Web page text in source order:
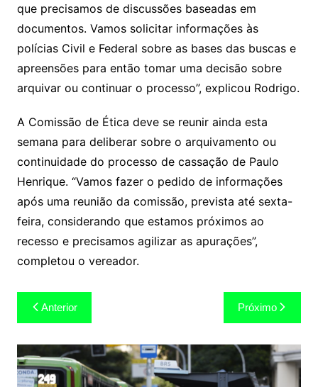
que precisamos de discussões baseadas em
documentos. Vamos solicitar informações às
polícias Civil e Federal sobre as bases das buscas e
apreensões para então tomar uma decisão sobre
arquivar ou continuar o processo”, explicou Rodrigo.
A Comissão de Ética deve se reunir ainda esta
semana para deliberar sobre o arquivamento ou
continuidade do processo de cassação de Paulo
Henrique. “Vamos fazer o pedido de informações
após uma reunião da comissão, prevista até sexta-
feira, considerando que estamos próximos ao
recesso e precisamos agilizar as apurações”,
completou o vereador.
Navegação
de
Post
Anterior Próximo